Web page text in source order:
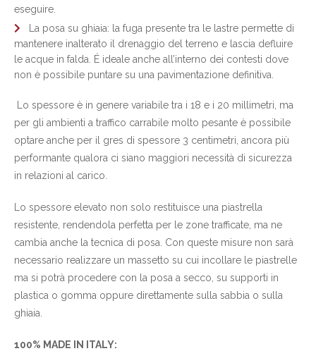
eseguire.
La posa su ghiaia: la fuga presente tra le lastre permette di
mantenere inalterato il drenaggio del terreno e lascia defluire
le acque in falda. É ideale anche all’interno dei contesti dove
non è possibile puntare su una pavimentazione definitiva.
Lo spessore è in genere variabile tra i 18 e i 20 millimetri, ma
per gli ambienti a traffico carrabile molto pesante è possibile
optare anche per il gres di spessore 3 centimetri, ancora più
performante qualora ci siano maggiori necessità di sicurezza
in relazioni al carico.
Lo spessore elevato non solo restituisce una piastrella
resistente, rendendola perfetta per le zone trafficate, ma ne
cambia anche la tecnica di posa. Con queste misure non sarà
necessario realizzare un massetto su cui incollare le piastrelle
ma si potrà procedere con la posa a secco, su supporti in
plastica o gomma oppure direttamente sulla sabbia o sulla
ghiaia.
100% MADE IN ITALY: